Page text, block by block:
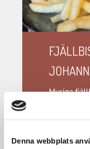
Denna webbplats
Mysiga
året runt.